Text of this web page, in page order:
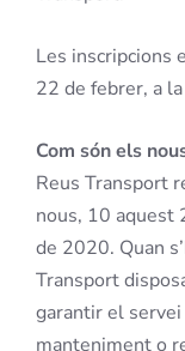
Les inscripcions
22 de febrer, a
Com són els
Reus Transport
nous, 10 aquest
de 2020. Quan
Transport
garantir el
manteniment o